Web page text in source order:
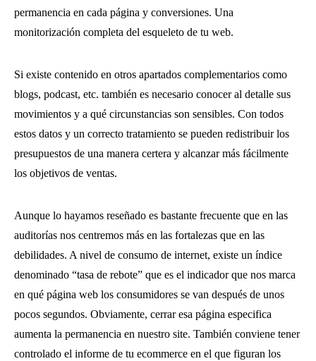
permanencia en cada página y conversiones. Una
monitorización completa del esqueleto de tu web.
Si existe contenido en otros apartados complementarios como
blogs, podcast, etc. también es necesario conocer al detalle sus
movimientos y a qué circunstancias son sensibles. Con todos
estos datos y un correcto tratamiento se pueden redistribuir los
presupuestos de una manera certera y alcanzar más fácilmente
los objetivos de ventas.
Aunque lo hayamos reseñado es bastante frecuente que en las
auditorías nos centremos más en las fortalezas que en las
debilidades. A nivel de consumo de internet, existe un índice
denominado “tasa de rebote” que es el indicador que nos marca
en qué página web los consumidores se van después de unos
pocos segundos. Obviamente, cerrar esa página especifica
aumenta la permanencia en nuestro site. También conviene tener
controlado el informe de tu ecommerce en el que figuran los